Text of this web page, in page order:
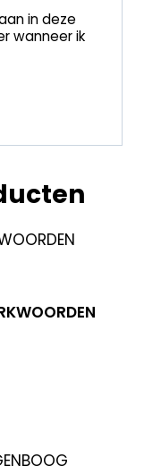
in deze
wanneer ik